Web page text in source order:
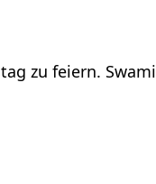
zu feiern.